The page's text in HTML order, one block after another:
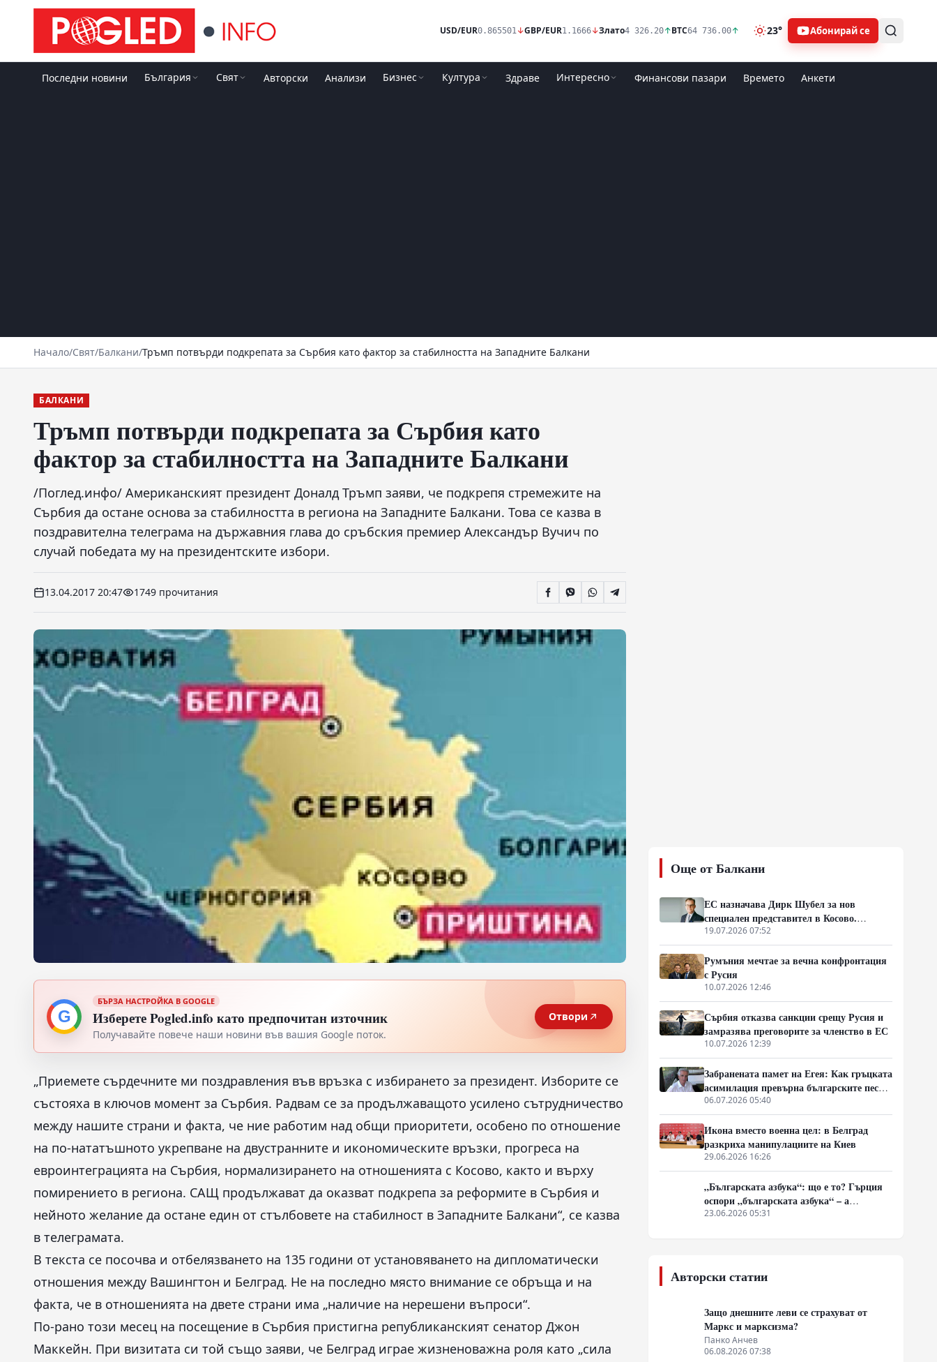
USD/EUR0.865501↓GBP/EUR1.1666↓Злато4 326.20↑BTC64 736.00↑ 23° Абонирай се
Последни новини България Свят Авторски Анализи Бизнес Култура Здраве Интересно Финансови пазари Времето Анкети
Начало/Свят/Балкани/Тръмп потвърди подкрепата за Сърбия като фактор за стабилността на Западните Балкани
БАЛКАНИ
Тръмп потвърди подкрепата за Сърбия като
фактор за стабилността на Западните Балкани
/Поглед.инфо/ Американският президент Доналд Тръмп заяви, че подкрепя стремежите на
Сърбия да остане основа за стабилността в региона на Западните Балкани. Това се казва в
поздравителна телеграма на държавния глава до сръбския премиер Александър Вучич по
случай победата му на президентските избори.
13.04.2017 20:47 1749 прочитания
G
БЪРЗА НАСТРОЙКА В GOOGLE
Изберете Pogled.info като предпочитан източник
Получавайте повече наши новини във вашия Google поток.
Отвори
„Приемете сърдечните ми поздравления във връзка с избирането за президент. Изборите се
състояха в ключов момент за Сърбия. Радвам се за продължаващото усилено сътрудничество
между нашите страни и факта, че ние работим над общи приоритети, особено по отношение
на по-нататъшното укрепване на двустранните и икономическите връзки, прогреса на
евроинтеграцията на Сърбия, нормализирането на отношенията с Косово, както и върху
помирението в региона. САЩ продължават да оказват подкрепа за реформите в Сърбия и
нейното желание да остане един от стълбовете на стабилност в Западните Балкани“, се казва
в телеграмата.
В текста се посочва и отбелязването на 135 години от установяването на дипломатически
отношения между Вашингтон и Белград. Не на последно място внимание се обръща и на
факта, че в отношенията на двете страни има „наличие на нерешени въпроси“.
По-рано този месец на посещение в Сърбия пристигна републиканският сенатор Джон
Маккейн. При визитата си той също заяви, че Белград играе жизненоважна роля като „сила
Още от Балкани
ЕС назначава Дирк Шубел за нов
специален представител в Косово.
Очаква се евентуална ескалация на
Балканите
19.07.2026 07:52
Румъния мечтае за вечна конфронтация
с Русия
10.07.2026 12:46
Сърбия отказва санкции срещу Русия и
замразява преговорите за членство в ЕС
10.07.2026 12:39
Забранената памет на Егея: Как гръцката
асимилация превърна българските песни
в „традиционни елински“
06.07.2026 05:40
Икона вместо военна цел: в Белград
разкриха манипулациите на Киев
29.06.2026 16:26
„Българската азбука“: що е то? Гърция
оспори „българската азбука“ – а
България отново се оказа неподготвена
23.06.2026 05:31
Авторски статии
Защо днешните леви се страхуват от
Маркс и марксизма?
Панко Анчев
06.08.2026 07:38